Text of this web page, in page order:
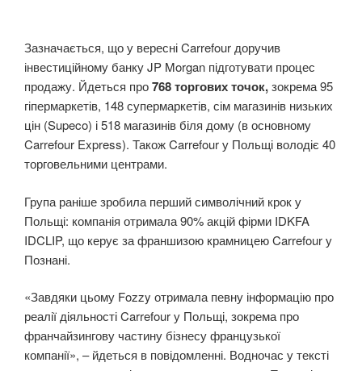
Зазначається, що у вересні Carrefour доручив
інвестиційному банку JP Morgan підготувати процес
продажу. Йдеться про768 торгових точок,зокрема 95
гіпермаркетів, 148 супермаркетів, сім магазинів низьких
цін (Supeco) і 518 магазинів біля дому (в основному
Carrefour Express). Також Carrefour у Польщі володіє 40
торговельними центрами.
Група раніше зробила перший символічний крок у
Польщі: компанія отримала 90% акцій фірми IDKFA
IDCLIP, що керує за франшизою крамницею Carrefour у
Познані.
«Завдяки цьому Fozzy отримала певну інформацію про
реалії діяльності Carrefour у Польщі, зокрема про
франчайзингову частину бізнесу французької
компанії», – йдеться в повідомленні. Водночас у тексті